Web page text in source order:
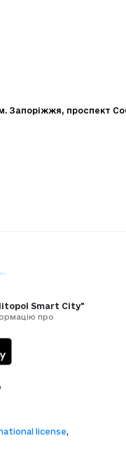
Запоріжжя, проспект
Smart City"
про
license,